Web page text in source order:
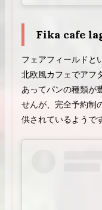
Fika cafe
フェアフィールドと
北欧風カフェでアフ
あってパンの種類が
せんが、完全予約制
供されているようで